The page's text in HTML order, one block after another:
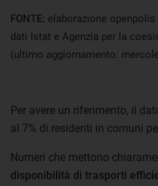
FONTE: elaborazione
dati Istat e Agenzia per la
(ultimo aggiornamento:
Per avere un riferimento, il
al 7% di residenti in comuni
Numeri che mettono
disponibilità di trasporti